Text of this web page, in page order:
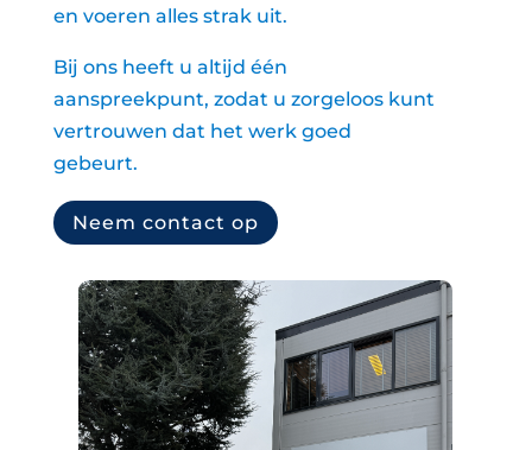
en voeren alles strak uit.
Bij ons heeft u altijd één
aanspreekpunt, zodat u zorgeloos kunt
vertrouwen dat het werk goed
gebeurt.
Neem contact op